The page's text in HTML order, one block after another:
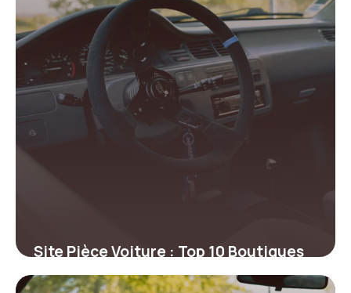
Site Pièce Voiture : Top 10 Boutiques
2026